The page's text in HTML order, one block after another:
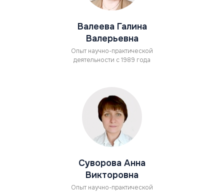
Валеева Галина
Валерьевна
Опыт научно-практической
деятельности с 1989 года
Суворова Анна
Викторовна
Опыт научно-практической